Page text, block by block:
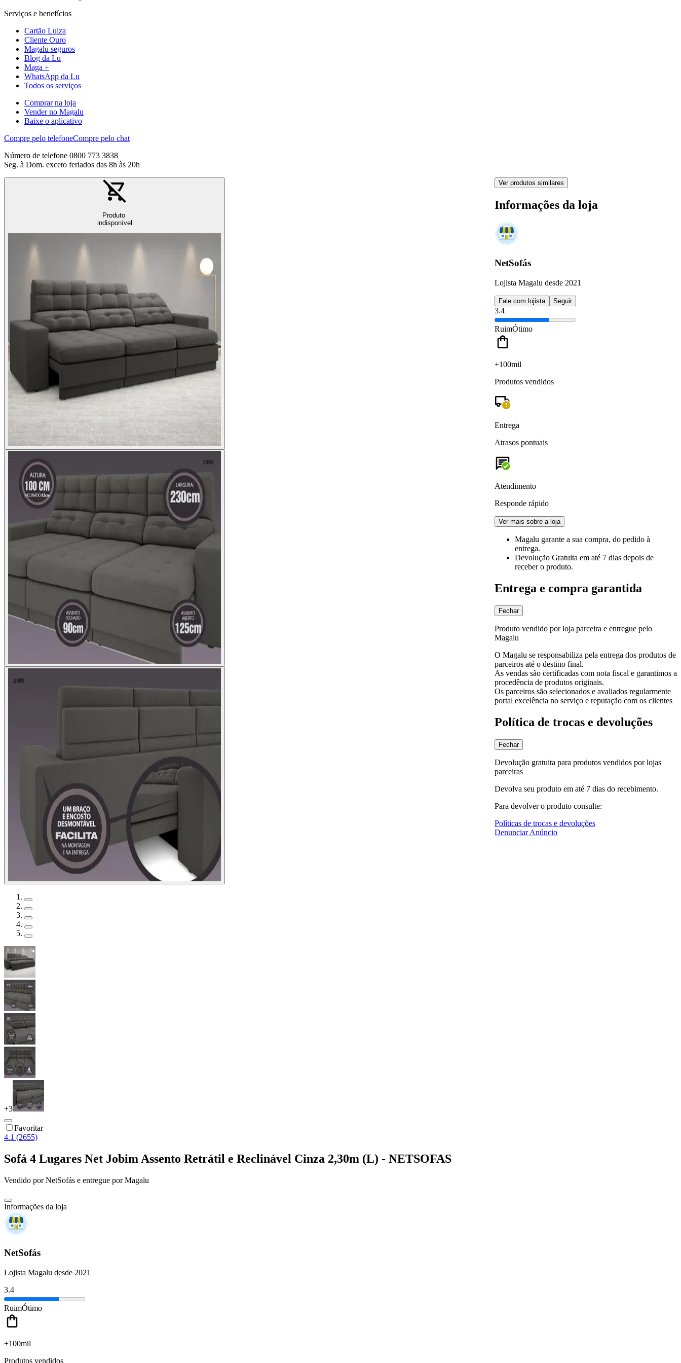
Serviços e benefícios
Cartão Luiza
Cliente Ouro
Magalu seguros
Blog da Lu
Maga +
WhatsApp da Lu
Todos os serviços
Comprar na loja
Vender no Magalu
Baixe o aplicativo
Compre pelo telefoneCompre pelo chat
Número de telefone 0800 773 3838
Seg. à Dom. exceto feriados das 8h às 20h
Produto
indisponível
+3
Favoritar
4.1 (2655)
Sofá 4 Lugares Net Jobim Assento Retrátil e Reclinável Cinza 2,30m (L) - NETSOFAS
Vendido porNetSofás e entregue por Magalu
Informações da loja
NetSofás
Lojista Magalu desde 2021
3.4
RuimÓtimo
+100mil
Produtos vendidos
Ver produtos similares
Informações da loja
NetSofás
Lojista Magalu desde 2021
Fale com lojista Seguir
3.4
RuimÓtimo
+100mil
Produtos vendidos
Entrega
Atrasos pontuais
Atendimento
Responde rápido
Ver mais sobre a loja
Magalu garante a sua compra, do pedido à
entrega.
Devolução Gratuita em até 7 dias depois de
receber o produto.
Entrega e compra garantida
Fechar
Produto vendido por loja parceira e entregue pelo
Magalu
O Magalu se responsabiliza pela entrega dos produtos de
parceiros até o destino final.
As vendas são certificadas com nota fiscal e garantimos a
procedência de produtos originais.
Os parceiros são selecionados e avaliados regularmente
portal excelência no serviço e reputação com os clientes
Política de trocas e devoluções
Fechar
Devolução gratuita para produtos vendidos por lojas
parceiras
Devolva seu produto em até 7 dias do recebimento.
Para devolver o produto consulte:
Políticas de trocas e devoluções
Denunciar Anúncio